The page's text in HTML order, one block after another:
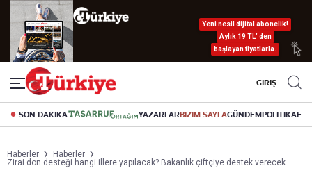
Yeni nesil dijital abonelik!
Aylık 19 TL’ den
başlayan fiyatlarla.
GİRİŞ
SON DAKİKA YAZARLARBİZİM SAYFAGÜNDEMPOLİTİKA
Haberler
Haberler
Zirai don desteği hangi illere yapılacak? Bakanlık çiftçiye destek verecek